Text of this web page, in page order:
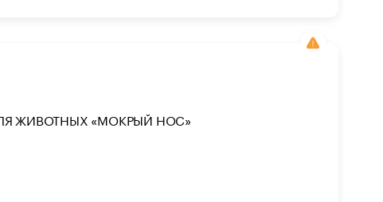
ЖИВОТНЫХ «МОКРЫЙ НОС»